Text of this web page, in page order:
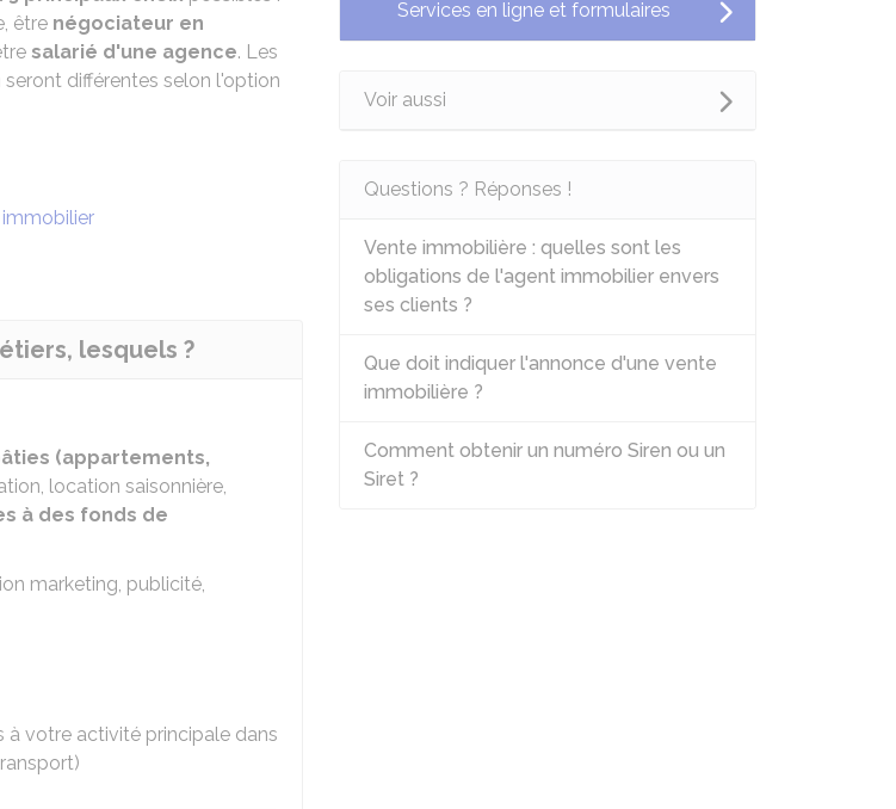
être négociateur en
salarié d'une agence. Les
seront différentes selon l'option
lesquels ?
(appartements,
location saisonnière,
à des fonds de
marketing, publicité,
votre activité principale dans
Services en ligne et formulaires
Voir aussi
Questions ? Réponses !
Vente immobilière : quelles sont les
obligations de l'agent immobilier envers
ses clients ?
Que doit indiquer l'annonce d'une vente
immobilière ?
Comment obtenir un numéro Siren ou un
Siret ?